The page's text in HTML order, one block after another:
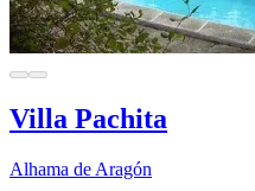
Villa Pachita
Alhama de Aragón